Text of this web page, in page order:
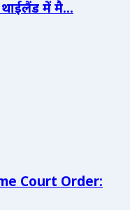
में मै...
Court Order: